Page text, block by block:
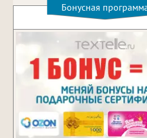
Бонусная